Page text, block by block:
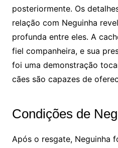
posteriormente. Os
relação com Neguinha
profunda entre eles. A
fiel companheira, e sua
foi uma demonstração
cães são capazes de
Condições de
Após o resgate, Neguinha